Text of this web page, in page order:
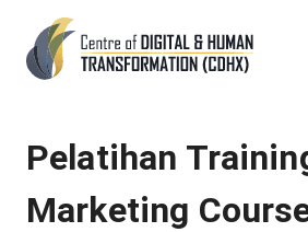
Pelatihan
Marketing